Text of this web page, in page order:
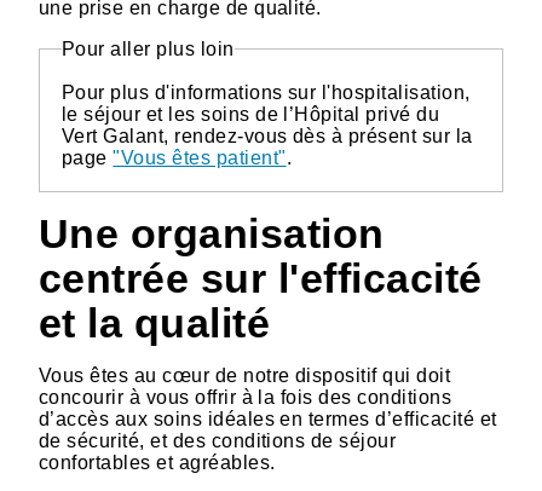
une prise en charge de qualité.
Pour aller plus loin
Pour plus d'informations sur l'hospitalisation,
le séjour et les soins de l’Hôpital privé du
Vert Galant, rendez-vous dès à présent sur la
page"Vous êtes patient".
Une organisation
centrée sur l'efficacité
et la qualité
Vous êtes au cœur de notre dispositif qui doit
concourir à vous offrir à la fois des conditions
d’accès aux soins idéales en termes d’efficacité et
de sécurité, et des conditions de séjour
confortables et agréables.